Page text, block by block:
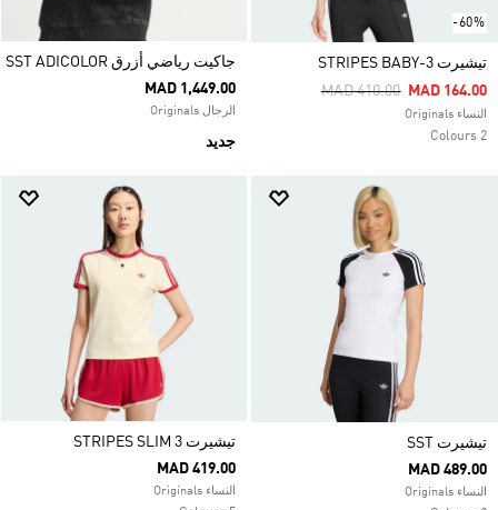
-60%
تيشيرت 3-STRIPES BABY
Price Reduced From
MAD 410.00ToMAD 164.00
النساء Originals
2 Colours
جاكيت رياضي أزرق SST ADICOLOR
MAD 1,449.00
الرجال Originals
جديد
تيشيرت SST
MAD 489.00
النساء Originals
تيشيرت 3 STRIPES SLIM
MAD 419.00
النساء Originals